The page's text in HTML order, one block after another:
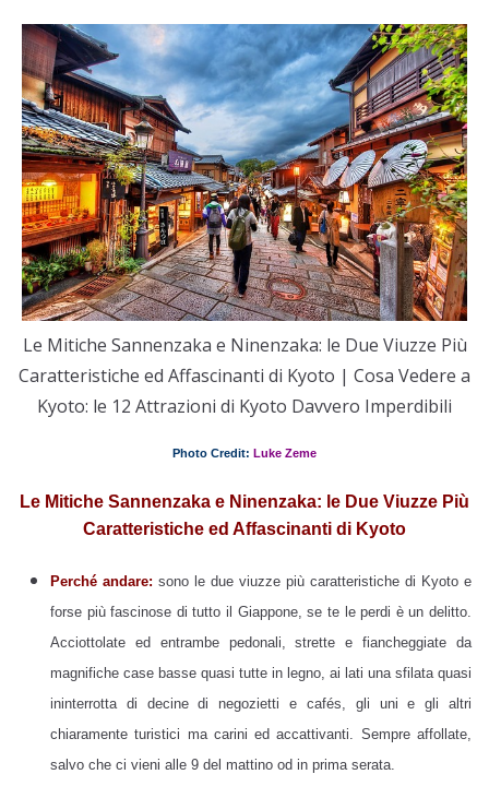
Le Mitiche Sannenzaka e Ninenzaka: le Due Viuzze Più
Caratteristiche ed Affascinanti di Kyoto | Cosa Vedere a
Kyoto: le 12 Attrazioni di Kyoto Davvero Imperdibili
Photo Credit: Luke Zeme
Le Mitiche Sannenzaka e Ninenzaka: le Due Viuzze Più
Caratteristiche ed Affascinanti di Kyoto
Perché andare: sono le due viuzze più caratteristiche di Kyoto e
forse più fascinose di tutto il Giappone, se te le perdi è un delitto.
Acciottolate ed entrambe pedonali, strette e fiancheggiate da
magnifiche case basse quasi tutte in legno, ai lati una sfilata quasi
ininterrotta di decine di negozietti e cafés, gli uni e gli altri
chiaramente turistici ma carini ed accattivanti. Sempre affollate,
salvo che ci vieni alle 9 del mattino od in prima serata.